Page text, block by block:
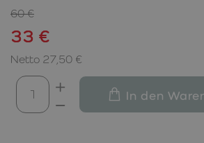
33 €
60 €
Netto 27,50 €
In den